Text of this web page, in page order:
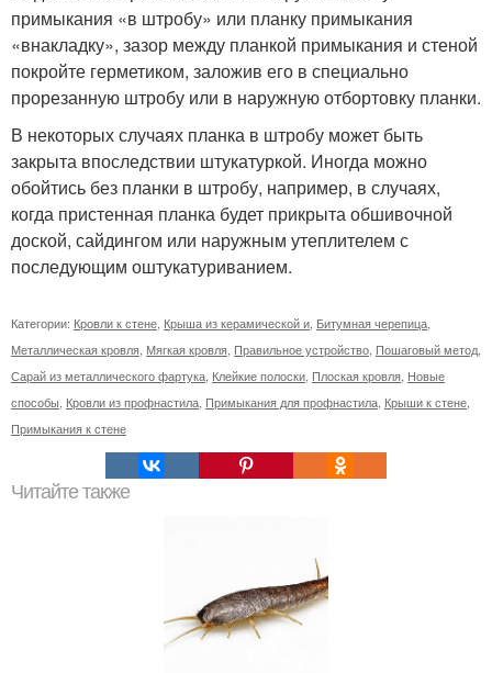
примыкания «в штробу» или планку примыкания
«внакладку», зазор между планкой примыкания и стеной
покройте герметиком, заложив его в специально
прорезанную штробу или в наружную отбортовку планки.
В некоторых случаях планка в штробу может быть
закрыта впоследствии штукатуркой. Иногда можно
обойтись без планки в штробу, например, в случаях,
когда пристенная планка будет прикрыта обшивочной
доской, сайдингом или наружным утеплителем с
последующим оштукатуриванием.
Категории: Кровли к стене, Крыша из керамической и, Битумная черепица,
Металлическая кровля, Мягкая кровля, Правильное устройство, Пошаговый метод,
Сарай из металлического фартука, Клейкие полоски, Плоская кровля, Новые
способы, Кровли из профнастила, Примыкания для профнастила, Крыши к стене,
Примыкания к стене
Читайте также